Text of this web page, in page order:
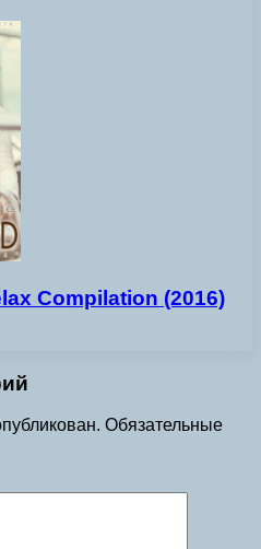
Compilation (2016)
Обязательные